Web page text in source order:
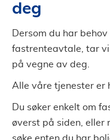
deg
Dersom du har
fastrenteavtale, tar
på vegne av deg.
Alle våre tjenester er
Du søker enkelt om
øverst på siden, eller